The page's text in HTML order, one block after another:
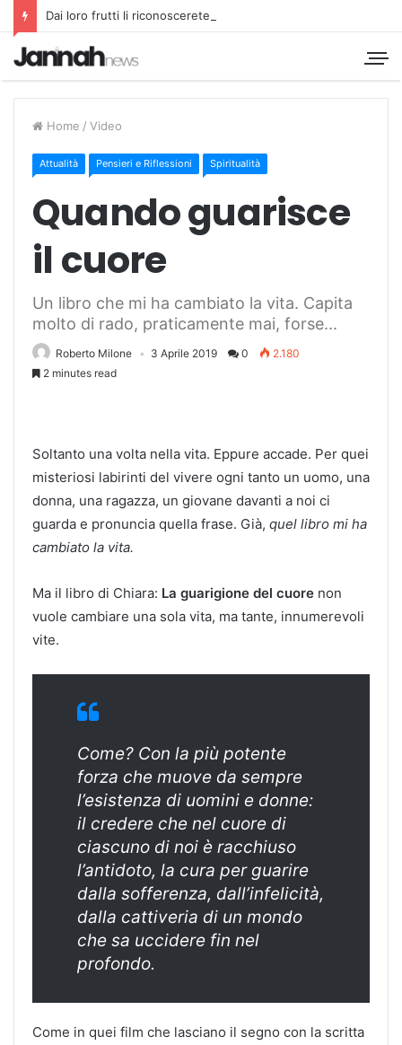
Dai loro frutti li riconoscerete
Home / Video
Attualità Pensieri e Riflessioni Spiritualità
Quando guarisce
il cuore
Un libro che mi ha cambiato la vita. Capita
molto di rado, praticamente mai, forse...
Roberto Milone 3 Aprile 2019 0
2.180
2 minutes read
Soltanto una volta nella vita. Eppure accade. Per quei
misteriosi labirinti del vivere ogni tanto un uomo, una
donna, una ragazza, un giovane davanti a noi ci
guarda e pronuncia quella frase. Già, quel libro mi ha
cambiato la vita.
Ma il libro di Chiara: La guarigione del cuore non
vuole cambiare una sola vita, ma tante, innumerevoli
vite.
Come? Con la più potente
forza che muove da sempre
l’esistenza di uomini e donne:
il credere che nel cuore di
ciascuno di noi è racchiuso
l’antidoto, la cura per guarire
dalla sofferenza, dall’infelicità,
dalla cattiveria di un mondo
che sa uccidere fin nel
profondo.
Come in quei film che lasciano il segno con la scritta